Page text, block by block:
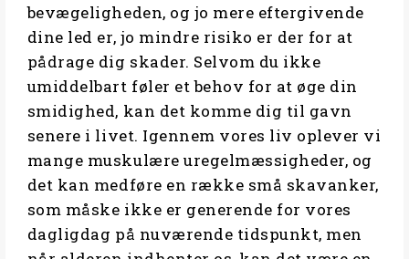
bevægeligheden, og jo mere eftergivende
dine led er, jo mindre risiko er der for at
pådrage dig skader. Selvom du ikke
umiddelbart føler et behov for at øge din
smidighed, kan det komme dig til gavn
senere i livet. Igennem vores liv oplever vi
mange muskulære uregelmæssigheder, og
det kan medføre en række små skavanker,
som måske ikke er generende for vores
dagligdag på nuværende tidspunkt, men